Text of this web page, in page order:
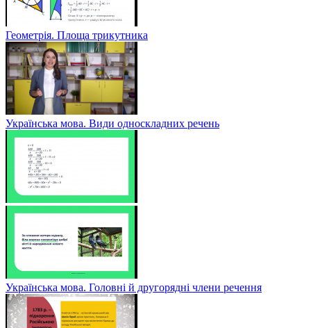
Геометрія. Площа трикутника
Українська мова. Види односкладних речень
Українська мова. Головні й другорядні члени речення